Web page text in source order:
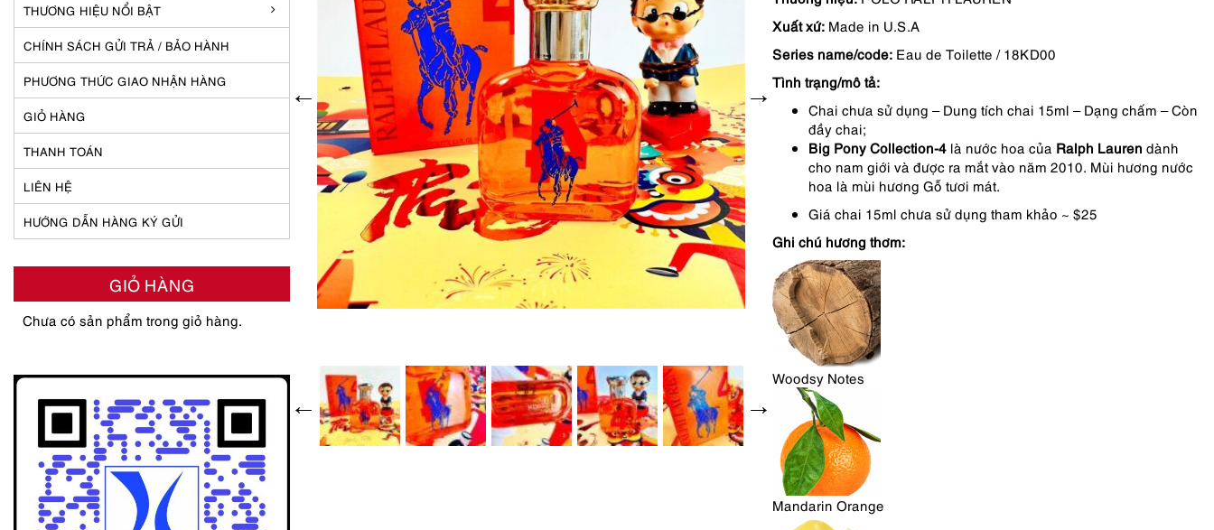
là:
690,000 ₫.
tại
là:
587,000 ₫.
Xuất xứ: Made in U.S.A
Series name/code: Eau de Toilette / 18KD00
Tình trạng/mô tả:
Chai chưa sử dụng – Dung tích chai 15ml – Dạng chấm – Còn
đầy chai;
Big Pony Collection-4 là nước hoa của Ralph Lauren dành
cho nam giới và được ra mắt vào năm 2010. Mùi hương nước
hoa là mùi hương Gỗ tươi mát.
Giá chai 15ml chưa sử dụng tham khảo ~ $25
Ghi chú hương thơm:
Woodsy Notes
Mandarin Orange
THƯƠNG HIỆU NỔI BẬT
CHÍNH SÁCH GỬI TRẢ / BẢO HÀNH
PHƯƠNG THỨC GIAO NHẬN HÀNG
GIỎ HÀNG
THANH TOÁN
LIÊN HỆ
HƯỚNG DẪN HÀNG KÝ GỬI
GIỎ HÀNG
Chưa có sản phẩm trong giỏ hàng.